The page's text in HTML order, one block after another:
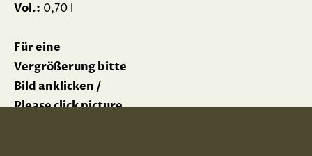
Vol.: 0,70 l
Für eine
Vergrößerung bitte
Bild anklicken /
Please click picture